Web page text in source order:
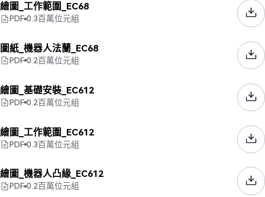
繪圖_工作範圍_EC68
PDF 0.3百萬位元組
圖紙_機器人法蘭_EC68
PDF 0.2百萬位元組
繪圖_基礎安裝_EC612
PDF 0.2百萬位元組
繪圖_工作範圍_EC612
PDF 0.3百萬位元組
繪圖_機器人凸緣_EC612
PDF 0.2百萬位元組